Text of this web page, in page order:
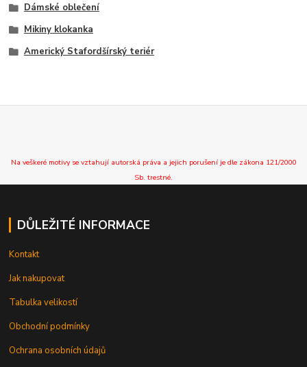
Dámské oblečení
Mikiny klokanka
Americký Stafordšírský teriér
Na veškeré motivy se vztahují autorská práva a jejich porušení je dle zákona 121/2000
Sb. trestné.
DŮLEŽITÉ INFORMACE
Kontakt
Jak nakupovat
Tabulka velikostí
Obchodní podmínky
Ochrana osobních údajů